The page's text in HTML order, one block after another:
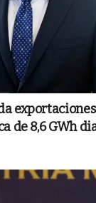
de 8,6 GWh